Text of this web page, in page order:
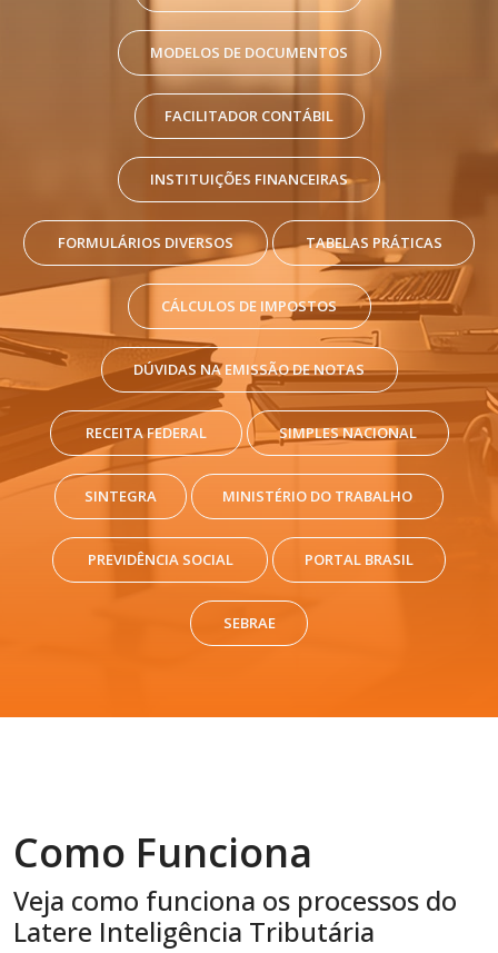
MODELOS DE DOCUMENTOS
FACILITADOR CONTÁBIL
INSTITUIÇÕES FINANCEIRAS
FORMULÁRIOS DIVERSOS TABELAS PRÁTICAS
CÁLCULOS DE IMPOSTOS
DÚVIDAS NA EMISSÃO DE NOTAS
RECEITA FEDERAL SIMPLES NACIONAL
SINTEGRA MINISTÉRIO DO TRABALHO
PREVIDÊNCIA SOCIAL PORTAL BRASIL
SEBRAE
Como Funciona
Veja como funciona os processos do
Latere Inteligência Tributária